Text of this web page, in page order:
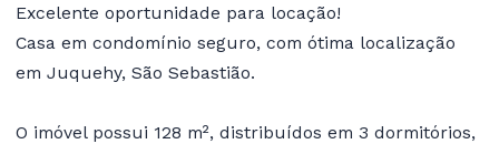
Excelente oportunidade para locação!
Casa em condomínio seguro, com ótima localização
em Juquehy, São Sebastião.
O imóvel possui 128 m², distribuídos em 3 dormitórios,